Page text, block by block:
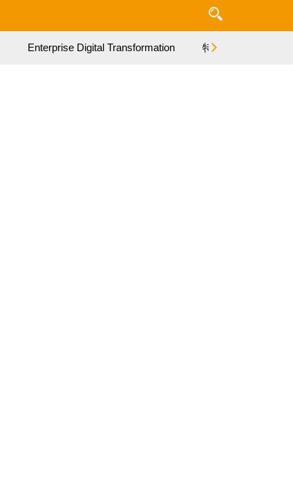
Enterprise Digital Transformation 特集